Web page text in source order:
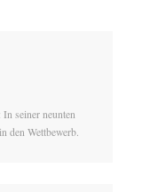
seiner neunten
den Wettbewerb.